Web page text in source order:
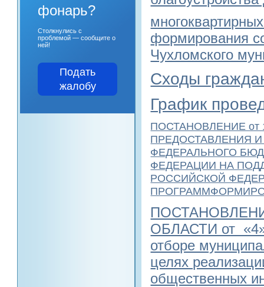
фонарь?
Столкнулись с
проблемой — сообщите о
ней!
Подать
жалобу
формирования
Чухломского
Сходы
График
ПОСТАНОВЛЕНИЕ от
ПРЕДОСТАВЛЕНИЯ
ФЕДЕРАЛЬНОГО
ФЕДЕРАЦИИ НА
РОССИЙСКОЙ
ОБЛАСТИ от
отборе
целях
общественных